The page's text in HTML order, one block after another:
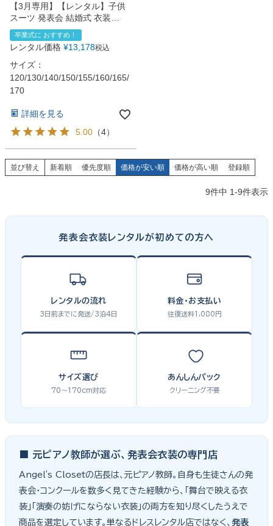
120size130size140size150size160size
【3月専用】【レンタル】子供
スーツ 発表会 結婚式 衣装
M105（スーツ5点セット）
120~170cm
卒業式に おすすめ！
レンタル価格 ¥13,178税込
サイズ：
120/130/140/150/155/160/165/
170
詳細を見る
5.00 （4）
並び替え 新着順 優先度順 価格が安い順 価格が高い順 登録順
9件中 1-9件表示
発表会衣装レンタルが初めての方へ
レンタルの流れ
3日前までに発送/3泊4日
料金・お支払い
往復送料1,080円
サイズ選び
70〜170cm対応
あんしんパック
クリーニング不要
■ 元ピアノ教師が選ぶ、発表会衣装の専門店
Angel's Closetの店長は、元ピアノ教師。自身も生徒さんの発
表会・コンクールを数多く見てきた経験から、「舞台で映える衣
装」「演奏の妨げにならない衣装」の両方を知り尽くしたうえで
商品を選定しています。単なるドレスレンタル店ではなく、 発表